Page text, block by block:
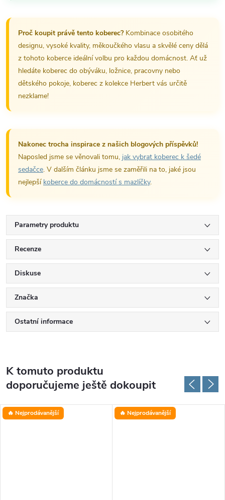
Proč koupit právě tento koberec?Kombinace osobitého
designu, vysoké kvality, měkoučkého vlasu a skvělé ceny dělá
z tohoto koberce ideální volbu pro každou domácnost. Ať už
hledáte koberec do obýváku, ložnice, pracovny nebo
dětského pokoje, koberec z kolekce Herbert vás určitě
nezklame!
Nakonec trocha inspirace z našich blogových příspěvků!
Naposled jsme se věnovali tomu, jak vybrat koberec k šedé
sedačce. V dalším článku jsme se zaměřili na to, jaké jsou
nejlepší koberce do domácností s mazlíčky.
Parametry produktu
Recenze
Diskuse
Značka
Ostatní informace
K tomuto produktu
doporučujeme ještě dokoupit
🔥 Nejprodávanější 🔥 Nejprodávanější